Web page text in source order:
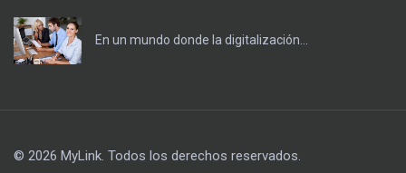
En un mundo donde la digitalización...
© 2026 MyLink. Todos los derechos reservados.